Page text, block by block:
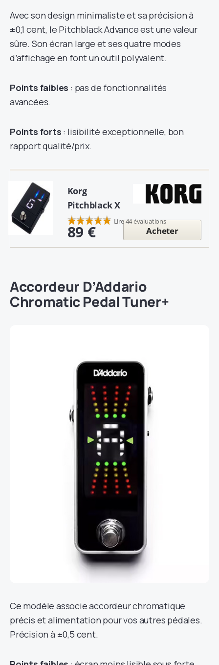
Avec son design minimaliste et sa précision à
±0,1 cent, le Pitchblack Advance est une valeur
sûre. Son écran large et ses quatre modes
d’affichage en font un outil polyvalent.
Points faibles : pas de fonctionnalités
avancées.
Points forts : lisibilité exceptionnelle, bon
rapport qualité/prix.
Korg
Pitchblack X
Lire 44 évaluations
89 € Acheter
Accordeur D’Addario
Chromatic Pedal Tuner+
Ce modèle associe accordeur chromatique
précis et alimentation pour vos autres pédales.
Précision à ±0,5 cent.